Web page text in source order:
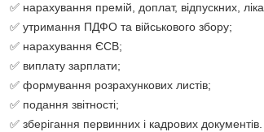
✅ нарахування премій, доплат, відпускних,
✅ утримання ПДФО та військового збору;
✅ нарахування ЄСВ;
✅ виплату зарплати;
✅ формування розрахункових листів;
✅ подання звітності;
✅ зберігання первинних і кадрових документів.